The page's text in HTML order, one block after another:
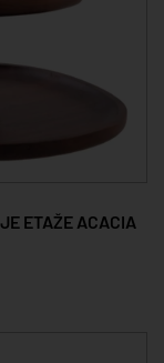
ETAŽE ACACIA